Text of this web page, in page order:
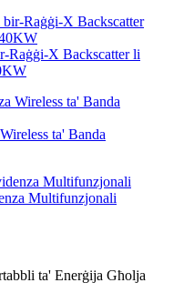
Raġġi-X Backscatter li
ta' Banda
Multifunzjonali